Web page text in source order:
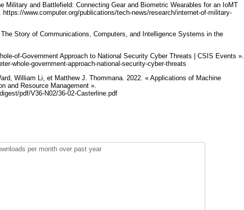
Military and Battlefield: Connecting Gear and Biometric Wearables for an IoMT
www.computer.org/publications/tech-news/research/internet-of-military-
Story of Communications, Computers, and Intelligence Systems in the
of-Government Approach to National Security Cyber Threats | CSIS Events ».
whole-government-approach-national-security-cyber-threats
William Li, et Matthew J. Thommana. 2022. « Applications of Machine
and Resource Management ».
pdf/V36-N02/36-02-Casterline.pdf
per month over past year